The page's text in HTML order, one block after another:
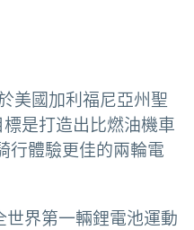
美國加利福尼亞州聖
是打造出比燃油機車
行體驗更佳的兩輪電
世界第一輛鋰電池運動